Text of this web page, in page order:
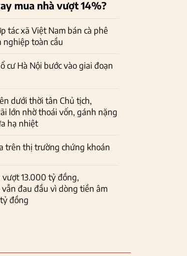
mua nhà vượt 14%?
tác xã Việt Nam bán cà phê
nghiệp toàn cầu
cư Hà Nội bước vào giai đoạn
dưới thời tân Chủ tịch,
lớn nhờ thoái vốn, gánh nặng
hạ nhiệt
trên thị trường chứng khoán
13.000 tỷ đồng,
vẫn đau đầu vì dòng tiền âm
đồng